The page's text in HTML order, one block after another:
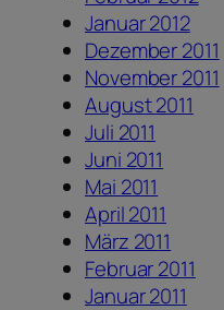
Januar 2012
Dezember 2011
November 2011
August 2011
Juli 2011
Juni 2011
Mai 2011
April 2011
März 2011
Februar 2011
Januar 2011